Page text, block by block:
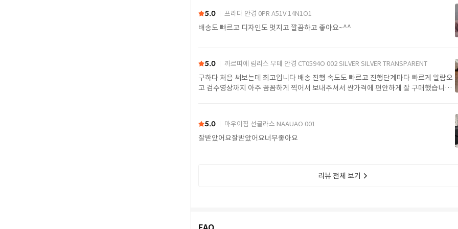
5.0 프라다 안경 0PR A51V 14N1O1
배송도 빠르고 디자인도 멋지고 깔끔하고 좋아요~^^
5.0 까르띠에 림리스 무테 안경 CT0594O 002 SILVER SILVER TRANSPARENT
구하다 처음 써보는데 최고입니다 배송 진행 속도도 빠르고 진행단계마다 빠르게 알람오
고 검수영상까지 아주 꼼꼼하게 찍어서 보내주셔서 싼가격에 편안하게 잘 구매했습니다.
5.0 마우이짐 선글라스 NAAUAO 001
잘받았어요잘받았어요너무좋아요
리뷰 전체 보기